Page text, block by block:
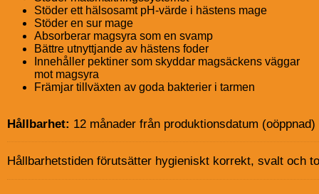
Stöder ett hälsosamt pH-värde i hästens mage
Stöder en sur mage
Absorberar magsyra som en svamp
Bättre utnyttjande av hästens foder
Innehåller pektiner som skyddar magsäckens väggar
mot magsyra
Främjar tillväxten av goda bakterier i tarmen
Hållbarhet: 12 månader från produktionsdatum (oöppnad)
Hållbarhetstiden förutsätter hygieniskt korrekt, svalt och